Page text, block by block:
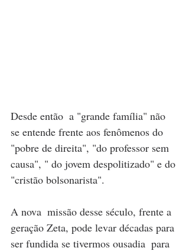
Desde então  a "grande família" não
se entende frente aos fenômenos do
"pobre de direita", "do professor sem
causa", " do jovem despolitizado" e do
"cristão bolsonarista".
A nova  missão desse século, frente a
geração Zeta, pode levar décadas para
ser fundida se tivermos ousadia  para